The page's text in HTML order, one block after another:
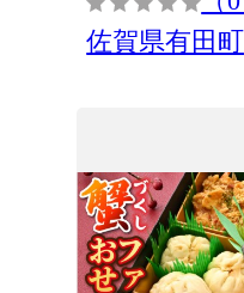
佐賀県有田町